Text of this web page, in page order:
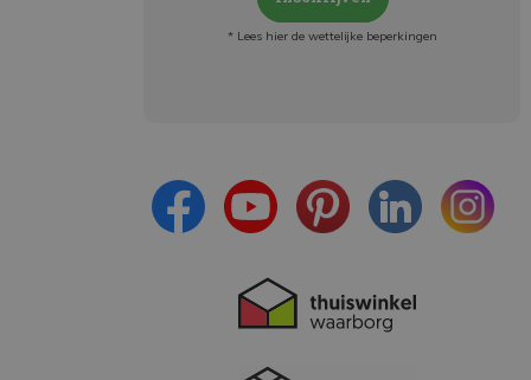
* Lees hier de wettelijke beperkingen